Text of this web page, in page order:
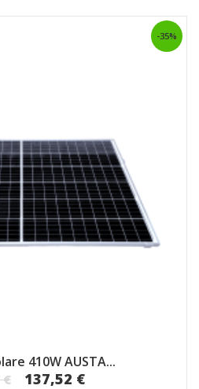
410W AUSTA...
€
137,52 €
-35%